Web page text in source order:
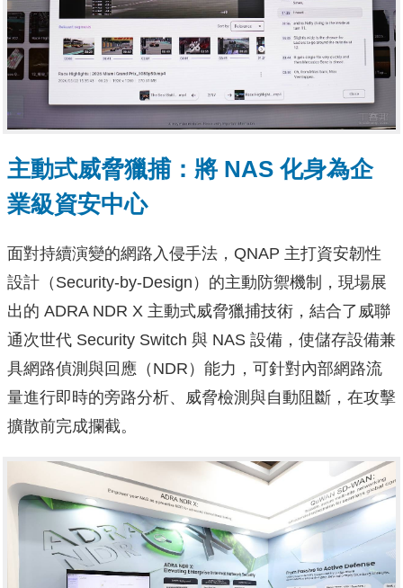
主動式威脅獵捕：將 NAS 化身為企
業級資安中心
面對持續演變的網路入侵手法，QNAP 主打資安韌性
設計（Security-by-Design）的主動防禦機制，現場展
出的 ADRA NDR X 主動式威脅獵捕技術，結合了威聯
通次世代 Security Switch 與 NAS 設備，使儲存設備兼
具網路偵測與回應（NDR）能力，可針對內部網路流
量進行即時的旁路分析、威脅檢測與自動阻斷，在攻擊
擴散前完成攔截。